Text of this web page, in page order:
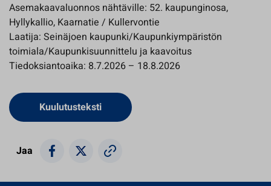
Asemakaavaluonnos nähtäville: 52. kaupunginosa,
Hyllykallio, Kaarnatie / Kullervontie
Laatija: Seinäjoen kaupunki/Kaupunkiympäristön
toimiala/Kaupunkisuunnittelu ja kaavoitus
Tiedoksiantoaika: 8.7.2026 – 18.8.2026
KuulutustekstiAvautuu uuteen välilehteen
Jaa